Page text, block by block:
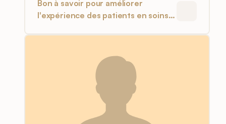
ou avec sa famille.
Bon à savoir pour améliorer
l'expérience des patients en soins